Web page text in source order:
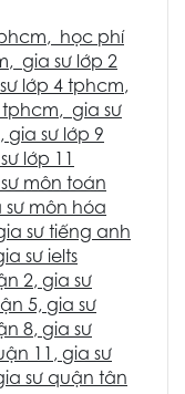
,
học phí
, gia sư lớp 2
lớp 4 tphcm,
tphcm, gia sư
, gia sư lớp 9
lớp 11
môn toán
sư môn hóa
sư tiếng anh
sư ielts
2, gia sư
5, gia sư
8, gia sư
11 , gia sư
sư quận tân